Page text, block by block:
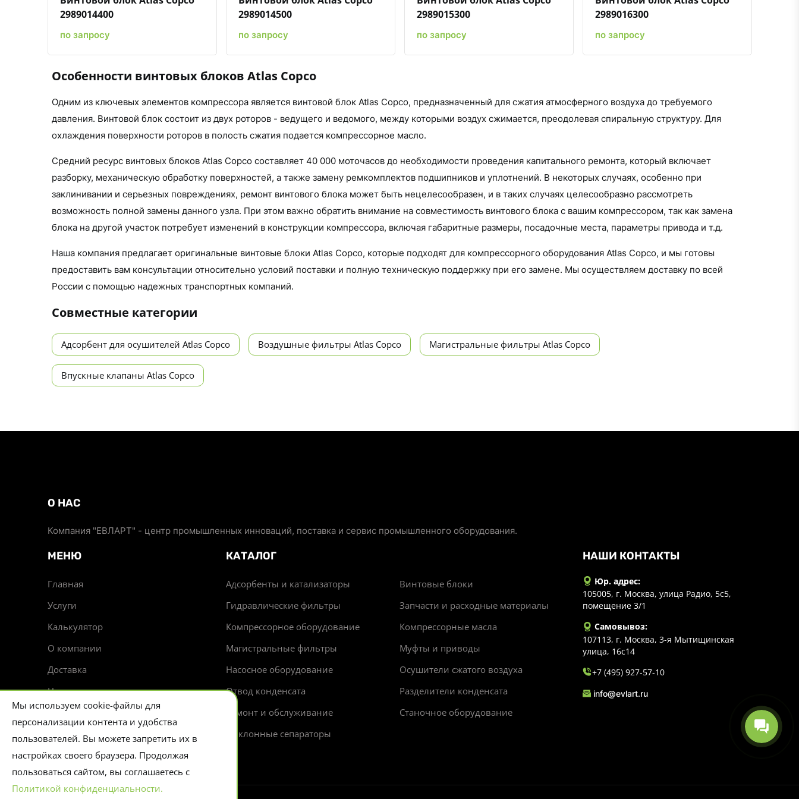
2989014400
по запросу
2989014500
по запросу
2989015300
по запросу
2989016300
по запросу
Особенности винтовых блоков Atlas Copco
Одним из ключевых элементов компрессора является винтовой блок Atlas Copco, предназначенный для сжатия атмосферного воздуха до требуемого
давления. Винтовой блок состоит из двух роторов - ведущего и ведомого, между которыми воздух сжимается, преодолевая спиральную структуру. Для
охлаждения поверхности роторов в полость сжатия подается компрессорное масло.
Средний ресурс винтовых блоков Atlas Copco составляет 40 000 моточасов до необходимости проведения капитального ремонта, который включает
разборку, механическую обработку поверхностей, а также замену ремкомплектов подшипников и уплотнений. В некоторых случаях, особенно при
заклинивании и серьезных повреждениях, ремонт винтового блока может быть нецелесообразен, и в таких случаях целесообразно рассмотреть
возможность полной замены данного узла. При этом важно обратить внимание на совместимость винтового блока с вашим компрессором, так как замена
блока на другой участок потребует изменений в конструкции компрессора, включая габаритные размеры, посадочные места, параметры привода и т.д.
Наша компания предлагает оригинальные винтовые блоки Atlas Copco, которые подходят для компрессорного оборудования Atlas Copco, и мы готовы
предоставить вам консультации относительно условий поставки и полную техническую поддержку при его замене. Мы осуществляем доставку по всей
России с помощью надежных транспортных компаний.
Совместные категории
Адсорбент для осушителей Atlas Copco Воздушные фильтры Atlas Copco Магистральные фильтры Atlas Copco
Впускные клапаны Atlas Copco
О НАС
Компания "ЕВЛАРТ" - центр промышленных инноваций, поставка и сервис промышленного оборудования.
МЕНЮ
Главная
Услуги
Калькулятор
О компании
Доставка
Новости
Контакты
КАТАЛОГ
Адсорбенты и катализаторы
Винтовые блоки
Гидравлические фильтры
Запчасти и расходные материалы
Компрессорное оборудование
Компрессорные масла
Магистральные фильтры
Муфты и приводы
Насосное оборудование
Осушители сжатого воздуха
Отвод конденсата
Разделители конденсата
Ремонт и обслуживание
Станочное оборудование
Циклонные сепараторы
НАШИ КОНТАКТЫ
Юр. адрес:
105005, г. Москва, улица Радио, 5с5,
помещение 3/1
Самовывоз:
107113, г. Москва, 3-я Мытищинская
улица, 16с14
+7 (495) 927-57-10
info@evlart.ru
Мы используем cookie-файлы для
персонализации контента и удобства
пользователей. Вы можете запретить их в
настройках своего браузера. Продолжая
пользоваться сайтом, вы соглашаетесь с
Политикой конфиденциальности.